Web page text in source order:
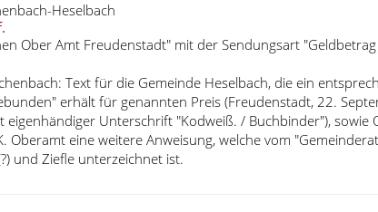
Heselbach
Ober Amt Freudenstadt" mit der Sendungsart
Text für die Gemeinde Heselbach, die ein
erhält für genannten Preis (Freudenstadt, 22.
eigenhändiger Unterschrift "Kodweiß. / Buchbinder"),
Oberamt eine weitere Anweisung, welche vom
und Ziefle unterzeichnet ist.